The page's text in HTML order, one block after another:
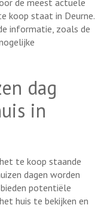
de meest actuele
koop staat in Deurne.
informatie, zoals de
dag
in
te koop staande
dagen worden
potentiële
huis te bekijken en